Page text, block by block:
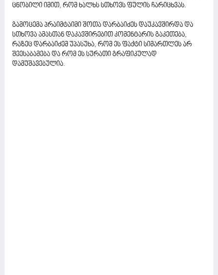
ცნობილი იმით, რომ ხალხს სთხოვს ფულის ჩარიცხვას.
გამოცემა პრაიმტაიმი შოთა დარბაიძეს დაუკავშირდა და
სთხოვა ამასთან დაკავშირებით კომენტარის გაკეთება,
რაზეც დარბაიძემ უპასუხა, რომ ეს ფაქტი სიმართლეს არ
შეესაბამება და რომ ეს სურათი გრაფიკულად
დამუშავებულია.